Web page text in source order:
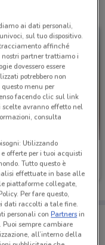
Bricofer
il 31/08 8.1 km
te!
negozi vicino a te,
risparmio, comodamente
ai dati personali,
sul tuo dispositivo.
affinché
partner trattiamo i
dovessero essere
potrebbero non
menu per
facendo clic sul link
avranno effetto nel
consulta
Utilizzando
offerte per i tuoi acquisti
Tutto questo è
effettuate in base alle
piattaforme collegate,
Per fare questo,
dati raccolti a tale fine.
personali conPartnersin
Puoi sempre cambiare
all’interno della